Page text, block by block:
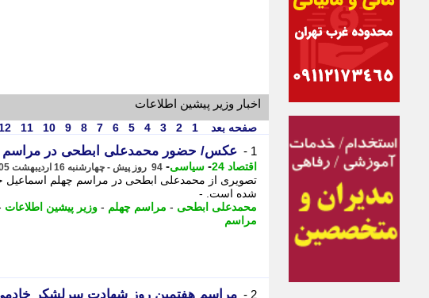
اخبار وزیر پیشین اطلاعات
صفحه بعد 1
2
3
4
5
6
7
8
9
10
11
12
1 - عکس/ حضور محمدعلی ابطحی در مراسم
اقتصاد 24 - سیاسی- 94 روز پیش - چهارشنبه 16 اردیبهشت 1405، 13:17
تصویری از محمدعلی ابطحی در مراسم چهلم اسماعیل
شده است. -
محمدعلی ابطحی - مراسم چهلم - وزیر پیشین اطلاعات
مراسم
2 - مراسم هفتمین روز شهادت سرلشکر